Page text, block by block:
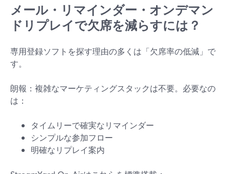
メール・リマインダー・オンデマン
ドリプレイで欠席を減らすには？
専用登録ソフトを探す理由の多くは「欠席率の低減」で
す。
朗報：複雑なマーケティングスタックは不要。必要なの
は：
タイムリーで確実なリマインダー
シンプルな参加フロー
明確なリプレイ案内